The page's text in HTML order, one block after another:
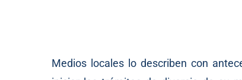
Medios locales lo describen con